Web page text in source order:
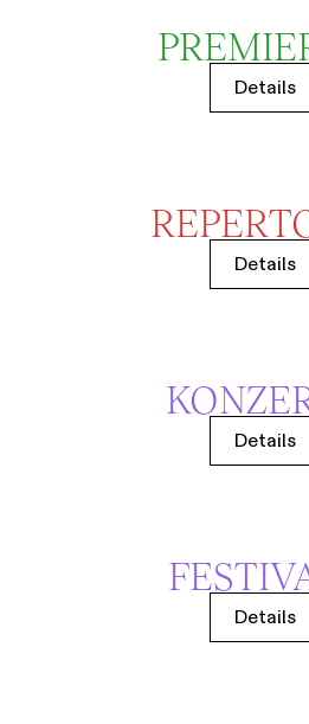
Details
Details
Details
Details